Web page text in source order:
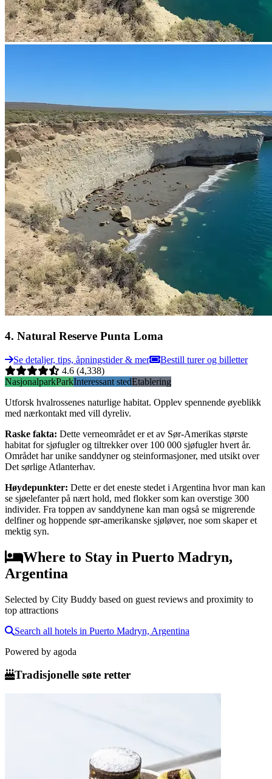
4. Natural Reserve Punta Loma
Se detaljer, tips, åpningstider & mer
Bestill turer og billetter
4.6 (4,338)
NasjonalparkParkInteressant stedEtablering
Utforsk hvalrossenes naturlige habitat. Opplev spennende øyeblikk
med nærkontakt med vill dyreliv.
Raske fakta: Dette verneområdet er et av Sør-Amerikas største
habitat for sjøfugler og tiltrekker over 100 000 sjøfugler hvert år.
Området har unike sanddyner og steinformasjoner, med utsikt over
Det sørlige Atlanterhav.
Høydepunkter: Dette er det eneste stedet i Argentina hvor man kan
se sjøelefanter på nært hold, med flokker som kan overstige 300
individer. Fra toppen av sanddynene kan man også se migrerende
delfiner og hoppende sør-amerikanske sjøløver, noe som skaper et
mektig syn.
Where to Stay in Puerto Madryn,
Argentina
Selected by City Buddy based on guest reviews and proximity to
top attractions
Search all hotels in Puerto Madryn, Argentina
Powered by agoda
Tradisjonelle søte retter